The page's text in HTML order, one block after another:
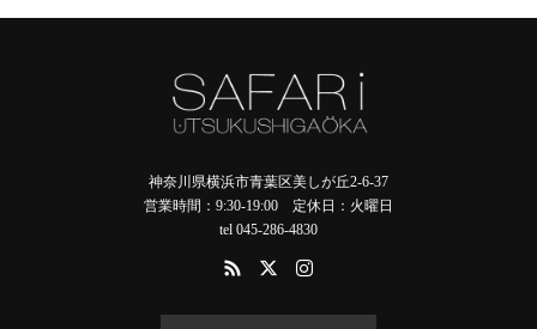
神奈川県横浜市青葉区美しが丘2-6-37
営業時間：9:30-19:00 定休日：火曜日
tel 045-286-4830